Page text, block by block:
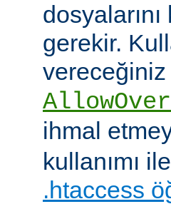
gerekir.
ihmal
kullanımı
.htaccess